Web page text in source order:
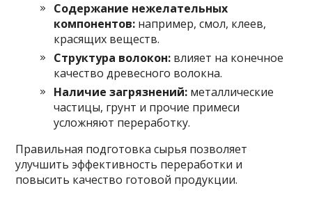
Содержание нежелательных
компонентов: например, смол, клеев,
красящих веществ.
Структура волокон: влияет на конечное
качество древесного волокна.
Наличие загрязнений: металлические
частицы, грунт и прочие примеси
усложняют переработку.
Правильная подготовка сырья позволяет
улучшить эффективность переработки и
повысить качество готовой продукции.